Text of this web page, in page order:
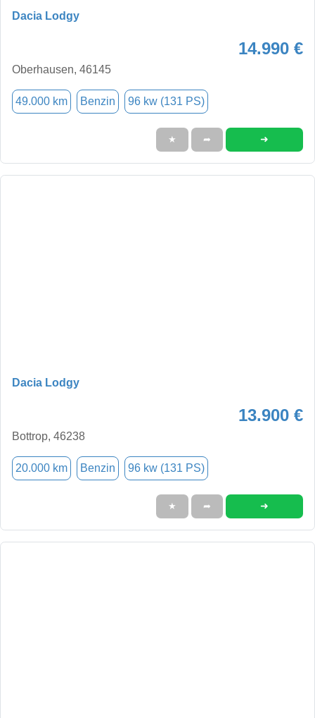
Dacia Lodgy
14.990 €
Oberhausen, 46145
49.000 km Benzin 96 kw (131 PS)
★ ➦ ➜
Dacia Lodgy
13.900 €
Bottrop, 46238
20.000 km Benzin 96 kw (131 PS)
★ ➦ ➜